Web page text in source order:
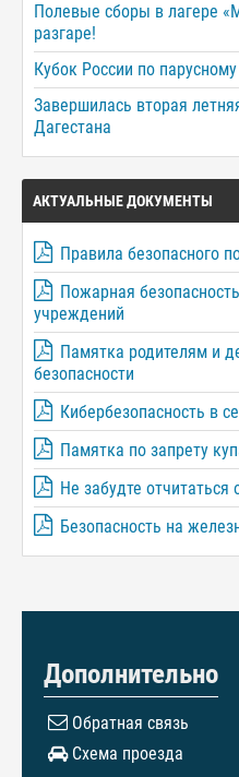
Полевые сборы в лагере
разгаре!
Кубок России по парусному
Завершилась вторая
Дагестана
АКТУАЛЬНЫЕ ДОКУМЕНТЫ
Правила безопасного
Пожарная
учреждений
Памятка родителям и
безопасности
Кибербезопасность в
Памятка по запрету
Не забудте отчитаться
Безопасность на
Дополнительно
Обратная связь
Схема проезда